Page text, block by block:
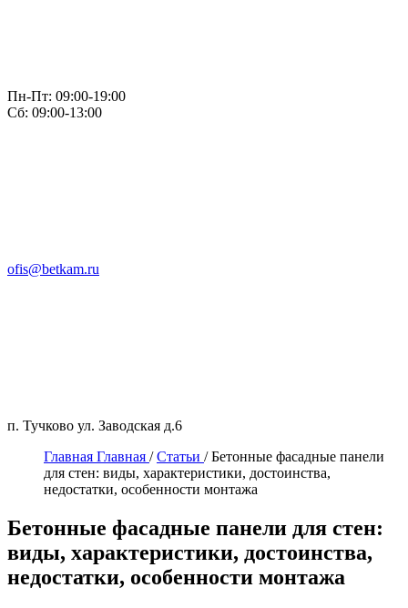
Пн-Пт: 09:00-19:00
Сб: 09:00-13:00
ofis@betkam.ru
п. Тучково ул. Заводская д.6
Главная Главная / Статьи / Бетонные фасадные панели
для стен: виды, характеристики, достоинства,
недостатки, особенности монтажа
Бетонные фасадные панели для стен:
виды, характеристики, достоинства,
недостатки, особенности монтажа